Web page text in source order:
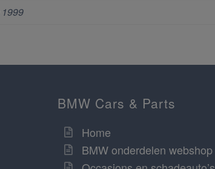
BMW Cars & Parts
Home
BMW onderdelen webshop